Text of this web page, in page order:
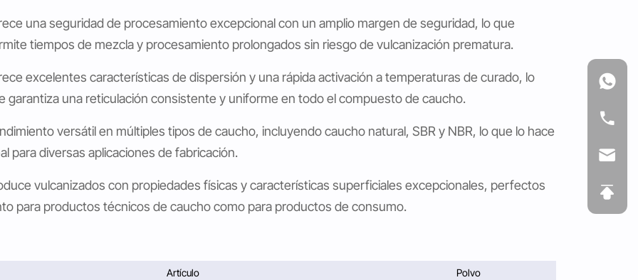
una seguridad de procesamiento excepcional con un amplio margen de seguridad, lo que
tiempos de mezcla y procesamiento prolongados sin riesgo de vulcanización prematura.
excelentes características de dispersión y una rápida activación a temperaturas de curado, lo
garantiza una reticulación consistente y uniforme en todo el compuesto de caucho.
versátil en múltiples tipos de caucho, incluyendo caucho natural, SBR y NBR, lo que lo hace
para diversas aplicaciones de fabricación.
vulcanizados con propiedades físicas y características superficiales excepcionales, perfectos
para productos técnicos de caucho como para productos de consumo.
Artículo
Polvo